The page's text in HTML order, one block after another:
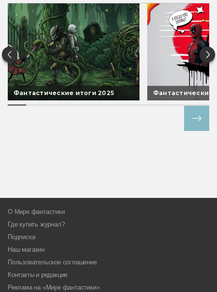
Фантастические итоги 2025 Фантастические
О Мире фантастики
Где купить журнал?
Подписка
Наш магазин
Пользовательское соглашение
Контакты и редакция
Реклама на «Мире фантастики»